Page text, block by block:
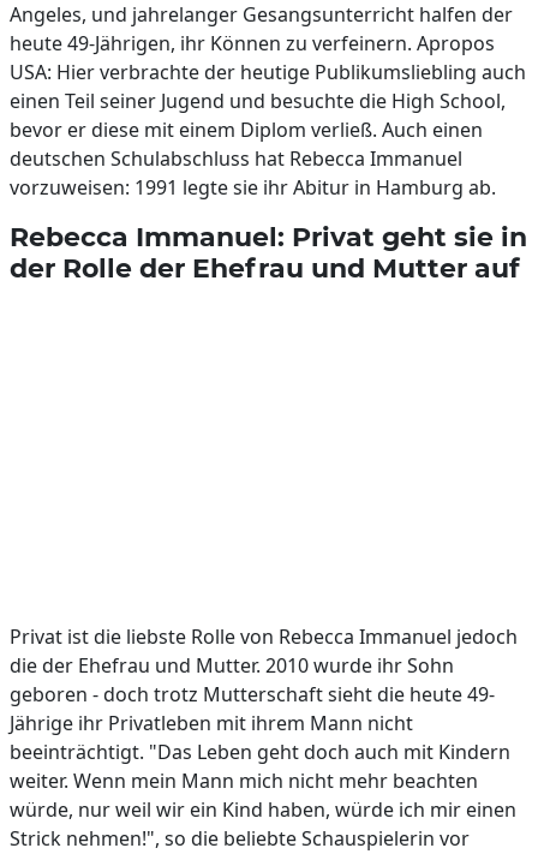
Angeles, und jahrelanger Gesangsunterricht halfen der
heute 49-Jährigen, ihr Können zu verfeinern. Apropos
USA: Hier verbrachte der heutige Publikumsliebling auch
einen Teil seiner Jugend und besuchte die High School,
bevor er diese mit einem Diplom verließ. Auch einen
deutschen Schulabschluss hat Rebecca Immanuel
vorzuweisen: 1991 legte sie ihr Abitur in Hamburg ab.
Rebecca Immanuel: Privat geht sie in
der Rolle der Ehefrau und Mutter auf
Privat ist die liebste Rolle von Rebecca Immanuel jedoch
die der Ehefrau und Mutter. 2010 wurde ihr Sohn
geboren - doch trotz Mutterschaft sieht die heute 49-
Jährige ihr Privatleben mit ihrem Mann nicht
beeinträchtigt. "Das Leben geht doch auch mit Kindern
weiter. Wenn mein Mann mich nicht mehr beachten
würde, nur weil wir ein Kind haben, würde ich mir einen
Strick nehmen!", so die beliebte Schauspielerin vor